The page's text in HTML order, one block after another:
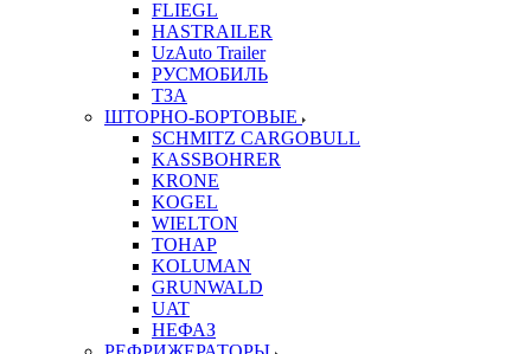
FLIEGL
HASTRAILER
UzAuto Trailer
РУСМОБИЛЬ
ТЗА
ШТОРНО-БОРТОВЫЕ
SCHMITZ CARGOBULL
KASSBOHRER
KRONE
KOGEL
WIELTON
ТОНАР
KOLUMAN
GRUNWALD
UAT
НЕФАЗ